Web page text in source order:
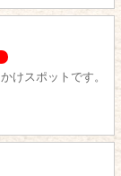
けスポットです。